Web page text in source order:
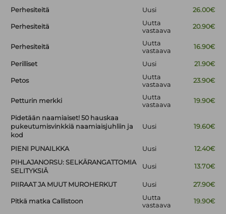
Perhesiteitä Uusi 26.00€
Perhesiteitä
Uutta
vastaava
20.90€
Perhesiteitä
Uutta
vastaava
16.90€
Perilliset Uusi 21.90€
Petos
Uutta
vastaava
23.90€
Petturin merkki
Uutta
vastaava
19.90€
Pidetään naamiaiset! 50 hauskaa
pukeutumisvinkkiä naamiaisjuhliin ja
kod
Uusi 19.60€
PIENI PUNAILKKA Uusi
12.40€
PIHLAJANORSU: SELKÄRANGATTOMIA
SELITYKSIÄ
Uusi 13.70€
PIIRAAT JA MUUT MUROHERKUT Uusi 27.90€
Pitkä matka Callistoon
Uutta
vastaava
19.90€